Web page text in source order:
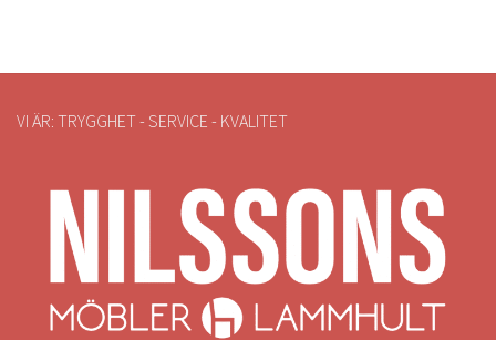
VI ÄR: TRYGGHET - SERVICE - KVALITET